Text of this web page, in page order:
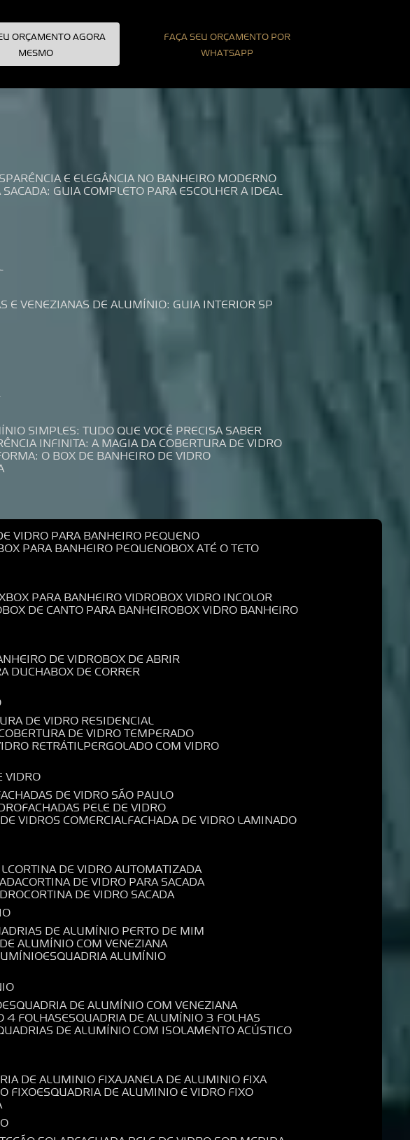
ORÇAMENTO AGORA
MESMO
FAÇA SEU ORÇAMENTO POR
WHATSAPP
E ELEGÂNCIA NO BANHEIRO MODERNO
SACADA: GUIA COMPLETO PARA ESCOLHER A IDEAL
E VENEZIANAS DE ALUMÍNIO: GUIA INTERIOR SP
SIMPLES: TUDO QUE VOCÊ PRECISA SABER
INFINITA: A MAGIA DA COBERTURA DE VIDRO
O BOX DE BANHEIRO DE VIDRO
VIDRO PARA BANHEIRO PEQUENO
BOX PARA BANHEIRO PEQUENO BOX ATÉ O TETO
BOX PARA BANHEIRO VIDRO BOX VIDRO INCOLOR
BOX DE CANTO PARA BANHEIRO BOX VIDRO BANHEIRO
DE VIDRO BOX DE ABRIR
DUCHA BOX DE CORRER
DE VIDRO RESIDENCIAL
COBERTURA DE VIDRO TEMPERADO
RETRÁTIL PERGOLADO COM VIDRO
VIDRO
DE VIDRO SÃO PAULO
FACHADAS PELE DE VIDRO
DE VIDROS COMERCIAL FACHADA DE VIDRO LAMINADO
CORTINA DE VIDRO AUTOMATIZADA
CORTINA DE VIDRO PARA SACADA
CORTINA DE VIDRO SACADA
DE ALUMÍNIO PERTO DE MIM
DE ALUMÍNIO COM VENEZIANA
ESQUADRIA ALUMÍNIO
ESQUADRIA DE ALUMÍNIO COM VENEZIANA
4 FOLHAS ESQUADRIA DE ALUMÍNIO 3 FOLHAS
DE ALUMÍNIO COM ISOLAMENTO ACÚSTICO
DE ALUMINIO FIXA JANELA DE ALUMINIO FIXA
FIXO ESQUADRIA DE ALUMINIO E VIDRO FIXO